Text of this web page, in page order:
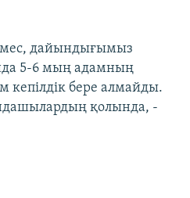
дайындығымыз
5-6 мың адамның
кепілдік бере алмайды.
қолында, -